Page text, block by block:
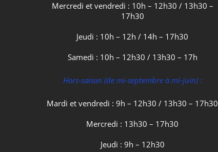
Mercredi et vendredi : 10h – 12h30 / 13h30 –
17h30
Jeudi : 10h – 12h / 14h – 17h30
Samedi : 10h – 12h30 / 13h30 – 17h
Hors-saison (de mi-septembre à mi-juin) :
Mardi et vendredi : 9h – 12h30 / 13h30 – 17h30
Mercredi : 13h30 – 17h30
Jeudi : 9h – 12h30